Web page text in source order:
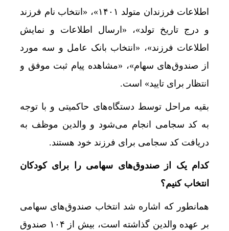
زنگنه: تنها 9 درصد واگذاری‌ها واقعی بود؛ اصل 44 اصلاح می‌شود
ممکان: مدیریت سهام عدالت به مردم تعلق دارد
نتایج تکمیل ظرفیت آزمون سمپاد ۱۴۰۵ اعلام شد
دهقان: هیمنه آمریکا و اسرائیل شکست/
فرمانده کل ارتش انتصاب محسن رضایی را
روایتی از تاثیر شهادت رهبر شهید انقلاب بر آیین
اطلاعات فرزندان متولد ۱۴۰۱»، «انتخاب نام فرزند
و درج تاریخ تولد»، «ارسال اطلاعات و نمایش
اطلاعات فرزند»، «انتخاب بانک عامل و سه مورد
از صندوق‌های سهام»، «مشاهده پیام ثبت موفق و
انتظار برای تایید» است.
بقیه مراحل توسط دستگاه‌های حاکمیتی و با توجه
به کد سجامی انجام می‌شود و والدین موظف به
دریافت کد سجامی برای فرزند خود هستند.
کدام یک از صندوق‌های سهامی را برای کودکان
انتخاب کنیم؟
همانطور که اشاره شد انتخاب صندوق‌های سهامی
بر عهده والدین گذاشته است، بیش از ۱۰۴ صندوق